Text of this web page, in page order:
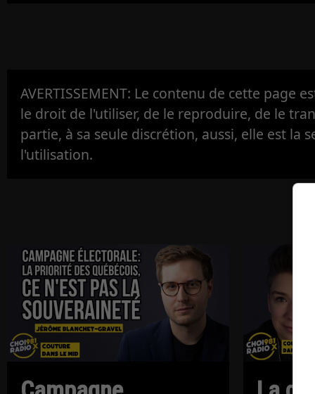
AVERTISSEMENT: Le contenu de cette page
le droit de l'utiliser, de le reproduire, de le
partie, à sa seule discrétion, aussi, elle est la
l'utilisation.